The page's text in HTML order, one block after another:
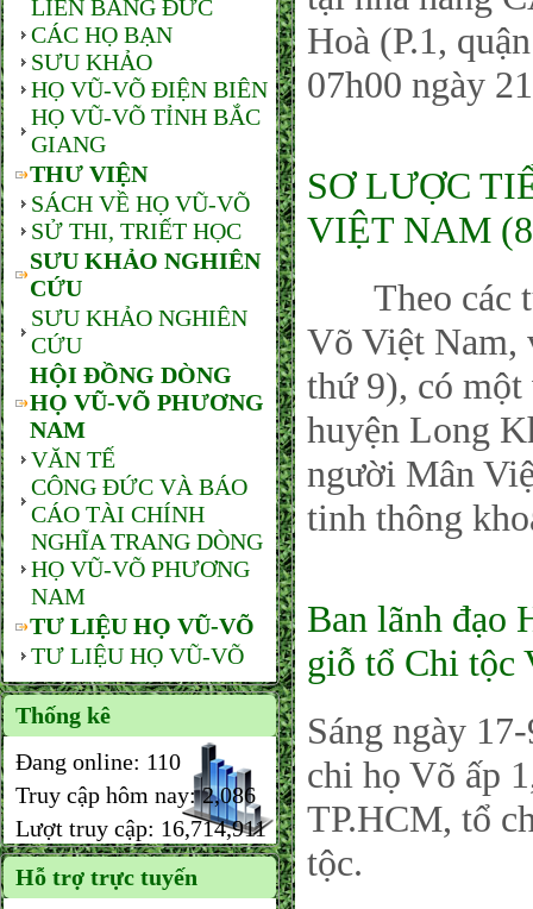
LIÊN BANG ĐỨC
CÁC HỌ BẠN
SƯU KHẢO
HỌ VŨ-VÕ ĐIỆN BIÊN
HỌ VŨ-VÕ TỈNH BẮC
GIANG
THƯ VIỆN
SÁCH VỀ HỌ VŨ-VÕ
SỬ THI, TRIẾT HỌC
SƯU KHẢO NGHIÊN
CỨU
SƯU KHẢO NGHIÊN
CỨU
HỘI ĐỒNG DÒNG
HỌ VŨ-VÕ PHƯƠNG
NAM
VĂN TẾ
CÔNG ĐỨC VÀ BÁO
CÁO TÀI CHÍNH
NGHĨA TRANG DÒNG
HỌ VŨ-VÕ PHƯƠNG
NAM
TƯ LIỆU HỌ VŨ-VÕ
TƯ LIỆU HỌ VŨ-VÕ
Thống kê
Đang online: 110
Truy cập hôm nay:2,086
Lượt truy cập: 16,714,911
Hỗ trợ trực tuyến
Hoà (P.1,
07h00 ngày
SƠ LƯỢC
VIỆT NAM
Theo các
Võ Việt Nam,
thứ 9), có
huyện Long
người Mân
tinh thông
Ban lãnh đạo
giỗ tổ Chi tộc
Sáng ngày
chi họ Võ ấp
TP.HCM, tổ
tộc.